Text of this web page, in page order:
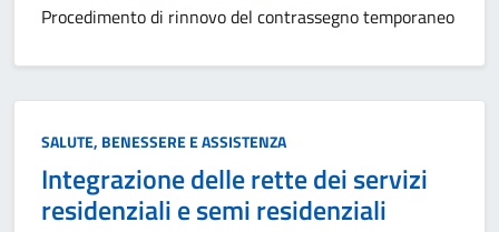
Procedimento di rinnovo del contrassegno temporaneo
Categoria:
SALUTE, BENESSERE E ASSISTENZA
Integrazione delle rette dei servizi
residenziali e semi residenziali